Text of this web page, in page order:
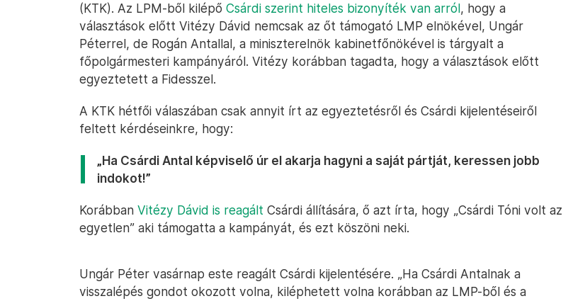
(KTK). Az LPM-ből kilépő Csárdi szerint hiteles bizonyíték van arról, hogy a
választások előtt Vitézy Dávid nemcsak az őt támogató LMP elnökével, Ungár
Péterrel, de Rogán Antallal, a miniszterelnök kabinetfőnökével is tárgyalt a
főpolgármesteri kampányáról. Vitézy korábban tagadta, hogy a választások előtt
egyeztetett a Fidesszel.
A KTK hétfői válaszában csak annyit írt az egyeztetésről és Csárdi kijelentéseiről
feltett kérdéseinkre, hogy:
„Ha Csárdi Antal képviselő úr el akarja hagyni a saját pártját, keressen jobb
indokot!”
Korábban Vitézy Dávid is reagált Csárdi állítására, ő azt írta, hogy „Csárdi Tóni volt az
egyetlen” aki támogatta a kampányát, és ezt köszöni neki.
Ungár Péter vasárnap este reagált Csárdi kijelentésére. „Ha Csárdi Antalnak a
visszalépés gondot okozott volna, kiléphetett volna korábban az LMP-ből és a